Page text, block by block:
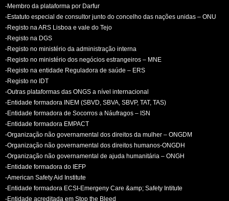
-Membro da plataforma por Darfur
-Estatuto especial de consultor junto do concelho das nações unidas – ONU
-Registo na ARS Lisboa e vale do Tejo
-Registo na DGS
-Registo no ministério da administração interna
-Registo no ministério dos negócios estrangeiros – MNE
-Registo na entidade Reguladora de saúde – ERS
-Registo no IDT
-Outras plataformas das ONGS a nível internacional
-Entidade formadora INEM (SBVD, SBVA, SBVP, TAT, TAS)
-Entidade formadora de Socorros a Náufragos – ISN
-Entidade formadora EMPACT
-Organização não governamental dos direitos da mulher – ONGDM
-Organização não governamental dos direitos humanos-ONGDH
-Organização não governamental de ajuda humanitária – ONGH
-Entidade formadora do IEFP
-American Safety Aid Institute
-Entidade formadora ECSI-Emergeny Care &amp; Safety Intitute
-Entidade acreditada em Stop the Bleed